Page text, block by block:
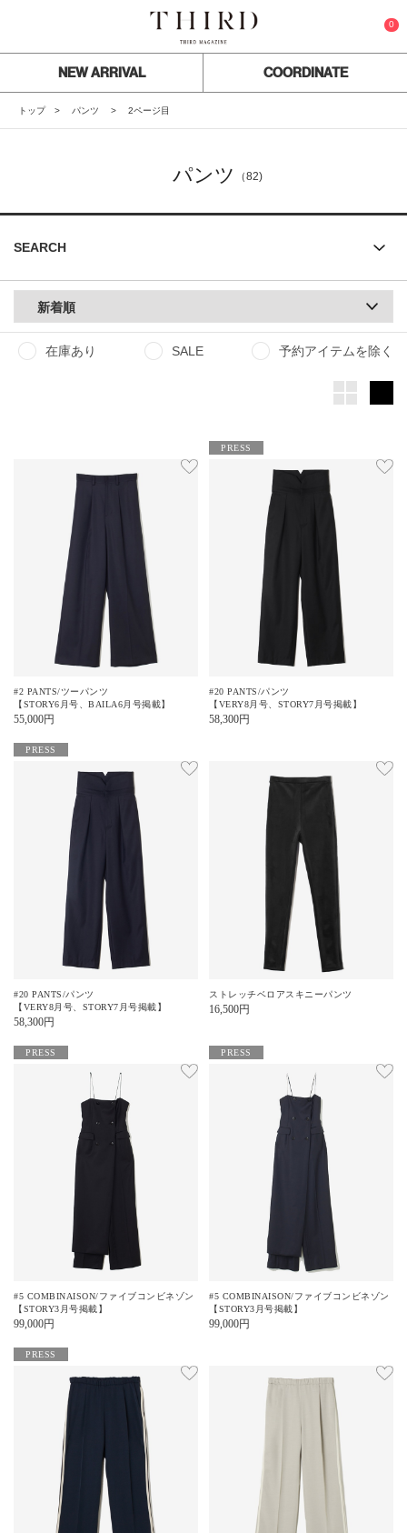
0
NEW ARRIVAL COORDINATE
トップ パンツ 2ページ目
パンツ （82)
SEARCH
新着順
在庫あり SALE 予約アイテムを除く
#2 PANTS/ツーパンツ
【STORY6月号、BAILA6月号掲載】
55,000円
PRESS
#20 PANTS/パンツ
【VERY8月号、STORY7月号掲載】
58,300円
PRESS
#20 PANTS/パンツ
【VERY8月号、STORY7月号掲載】
58,300円
ストレッチベロアスキニーパンツ
16,500円
PRESS
#5 COMBINAISON/ファイブコンビネゾン
【STORY3月号掲載】
99,000円
PRESS
#5 COMBINAISON/ファイブコンビネゾン
【STORY3月号掲載】
99,000円
PRESS